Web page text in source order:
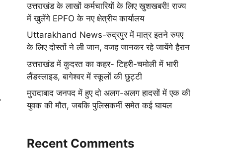
उत्तराखंड के लाखों कर्मचारियों के लिए खुशखबरी! राज्य
में खुलेंगे EPFO के नए क्षेत्रीय कार्यालय
Uttarakhand News-रुद्रपुर में मात्र इतने रुपए
के लिए दोस्तों ने ली जान, वजह जानकर रहे जायेंगे हैरान
उत्तराखंड में कुदरत का कहर- टिहरी-चमोली में भारी
लैंडस्लाइड, बागेश्वर में स्कूलों की छुट्टी
मुरादाबाद जनपद में हुए दो अलग-अलग हादसों में एक की
युवक की मौत, जबकि पुलिसकर्मी समेत कई घायल
Recent Comments